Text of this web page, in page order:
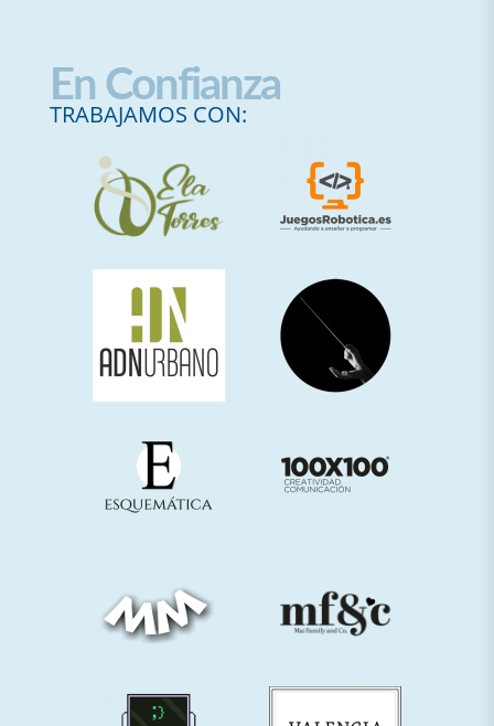
En Confianza
TRABAJAMOS CON: